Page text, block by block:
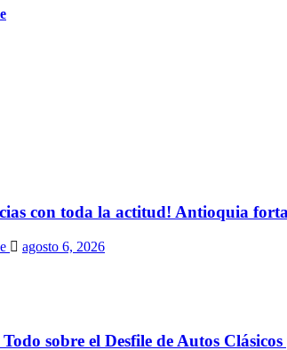
con toda la actitud! Antioquia
agosto 6, 2026
sobre el Desfile de Autos